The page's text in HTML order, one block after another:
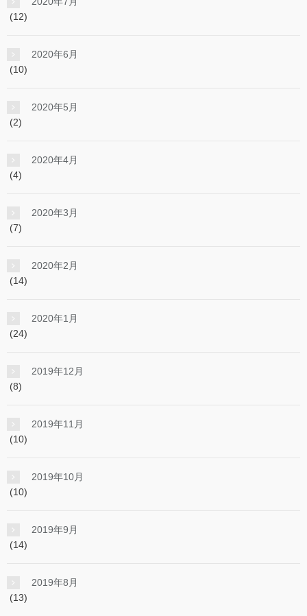
(12)
2020年6月
(10)
2020年5月
(2)
2020年4月
(4)
2020年3月
(7)
2020年2月
(14)
2020年1月
(24)
2019年12月
(8)
2019年11月
(10)
2019年10月
(10)
2019年9月
(14)
2019年8月
(13)